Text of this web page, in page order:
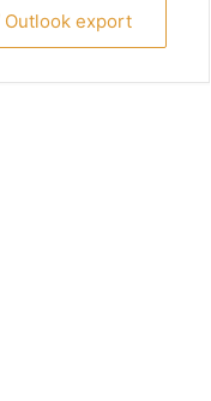
Outlook export